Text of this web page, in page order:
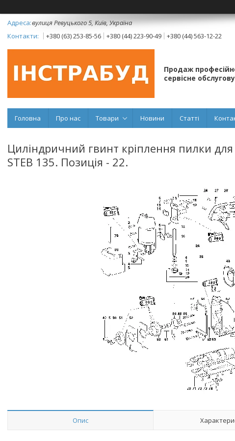
вулиця Ревуцького 5, Київ, Україна
+380 (63) 253-85-56
+380 (44) 223-90-49 +380 (44) 563-12-22
Продаж
сервісне
Головна Про нас Товари Новини Статті
Циліндричний гвинт кріплення пилки
STEB 135. Позиція - 22.
Опис